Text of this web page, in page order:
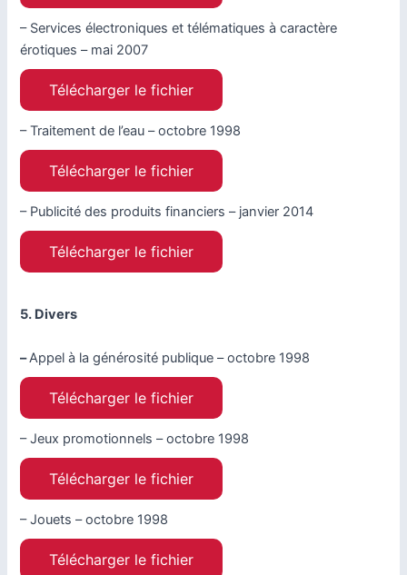
– Services électroniques et télématiques à caractère
érotiques – mai 2007
Télécharger le fichier
– Traitement de l’eau – octobre 1998
Télécharger le fichier
– Publicité des produits financiers – janvier 2014
Télécharger le fichier
5. Divers
–Appel à la générosité publique – octobre 1998
Télécharger le fichier
– Jeux promotionnels – octobre 1998
Télécharger le fichier
– Jouets – octobre 1998
Télécharger le fichier